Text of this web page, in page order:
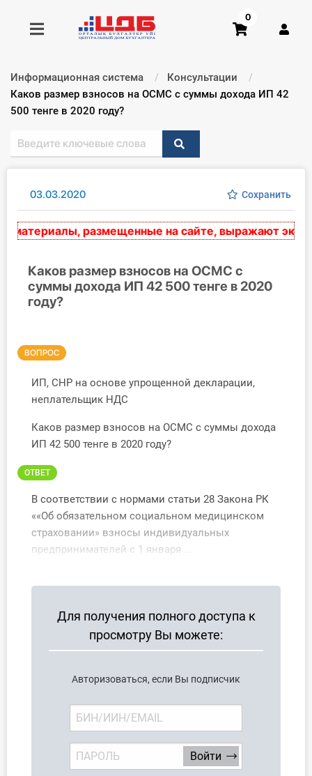
Получить консультацию
Главная ИС
Консультации
Правовая база
Библиотека бухгалтера
Справочник бухгалтера
Участник ВЭД
Практика ИП
Кадры. Труд. Зарплата.
Учет по отраслям
Тестирование для
бухгалтера
0
Информационная система
Консультации
Текущий:
Каков размер взносов на ОСМС с суммы дохода ИП 42
500 тенге в 2020 году?
03.03.2020 Сохранить
размещенные на сайте, выражают
Каков размер взносов на ОСМС с
суммы дохода ИП 42 500 тенге в 2020
году?
ВОПРОС
ИП, СНР на основе упрощенной декларации,
неплательщик НДС
Каков размер взносов на ОСМС с суммы дохода
ИП 42 500 тенге в 2020 году?
ОТВЕТ
В соответствии с нормами статьи 28 Закона РК
««Об обязательном социальном медицинском
страховании» взносы индивидуальных
предпринимателей с 1 января ...
Для получения полного доступа к
просмотру Вы можете:
Авторизоваться, если Вы подписчик